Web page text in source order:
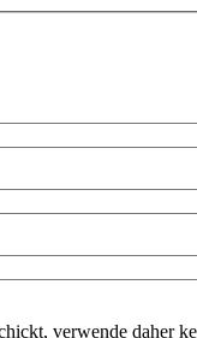
verwende daher